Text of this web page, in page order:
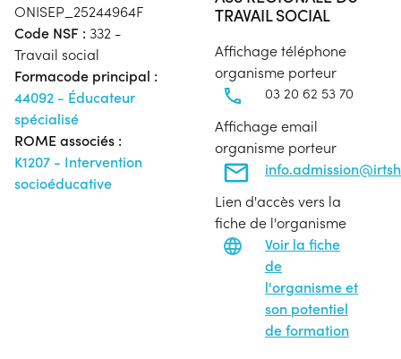
ONISEP_25244964F
Code NSF : 332 -
Travail social
Formacode principal :
44092 - Éducateur
spécialisé
ROME associés :
K1207 - Intervention
socioéducative
TRAVAIL SOCIAL
Affichage téléphone
organisme porteur
03 20 62 53 70
Affichage email
organisme porteur
Lien d'accès vers la
fiche de l'organisme
Voir la fiche
de
l'organisme et
son potentiel
de formation